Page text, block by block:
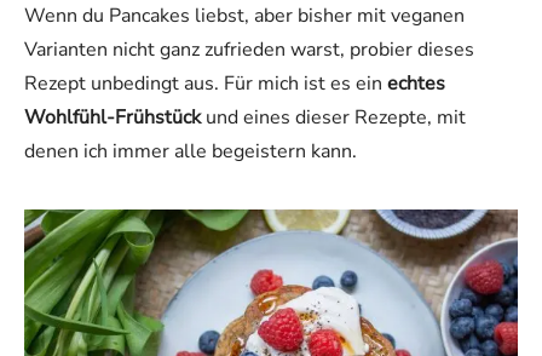
Wenn du Pancakes liebst, aber bisher mit veganen
Varianten nicht ganz zufrieden warst, probier dieses
Rezept unbedingt aus. Für mich ist es ein echtes
Wohlfühl-Frühstückund eines dieser Rezepte, mit
denen ich immer alle begeistern kann.